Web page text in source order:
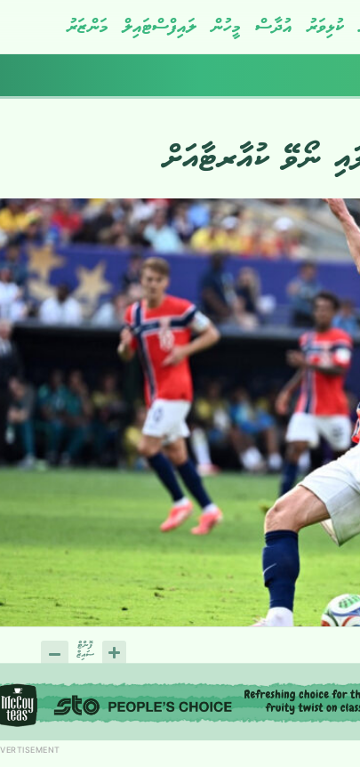
ކުޅިވަރު އުދާސް މީހުން ލައިފްސްޓައިލް މަންޒަރު
ނޯވޭ ކުއާރޓާއަށް